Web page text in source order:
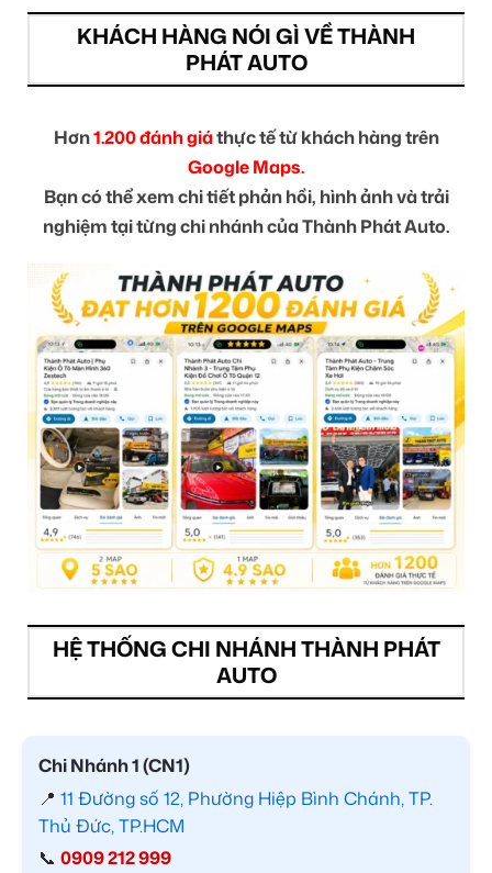
KHÁCH HÀNG NÓI GÌ VỀ THÀNH
PHÁT AUTO
Hơn1.200 đánh giáthực tế từ khách hàng trên
Google Maps.
Bạn có thể xem chi tiết phản hồi, hình ảnh và trải
nghiệm tại từng chi nhánh của Thành Phát Auto.
HỆ THỐNG CHI NHÁNH THÀNH PHÁT
AUTO
Chi Nhánh 1 (CN1)
📍 11 Đường số 12, Phường Hiệp Bình Chánh, TP.
Thủ Đức, TP.HCM
📞 0909 212 999